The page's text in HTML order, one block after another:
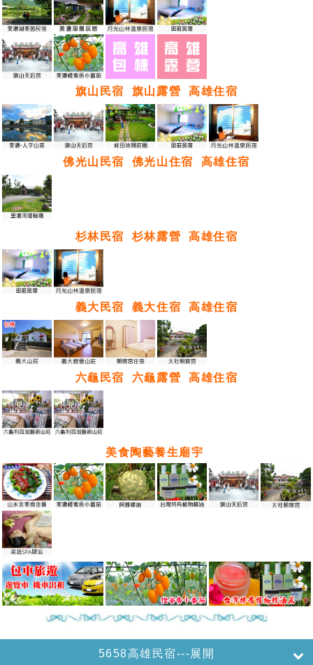
旗山民宿 旗山露營 高雄住宿
佛光山民宿 佛光山住宿 高雄住宿
杉林民宿 杉林露營 高雄住宿
義大民宿 義大住宿 高雄住宿
六龜民宿 六龜露營 高雄住宿
美食陶藝養生廟宇
5658高雄民宿---展開